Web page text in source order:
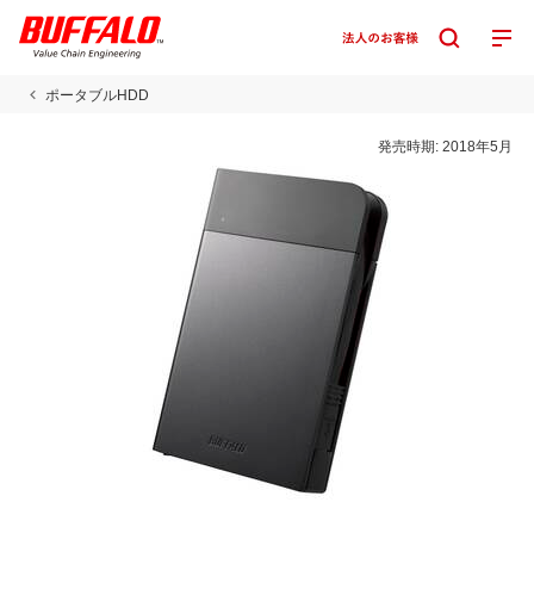
ポータブルHDD
発売時期:2018年5月